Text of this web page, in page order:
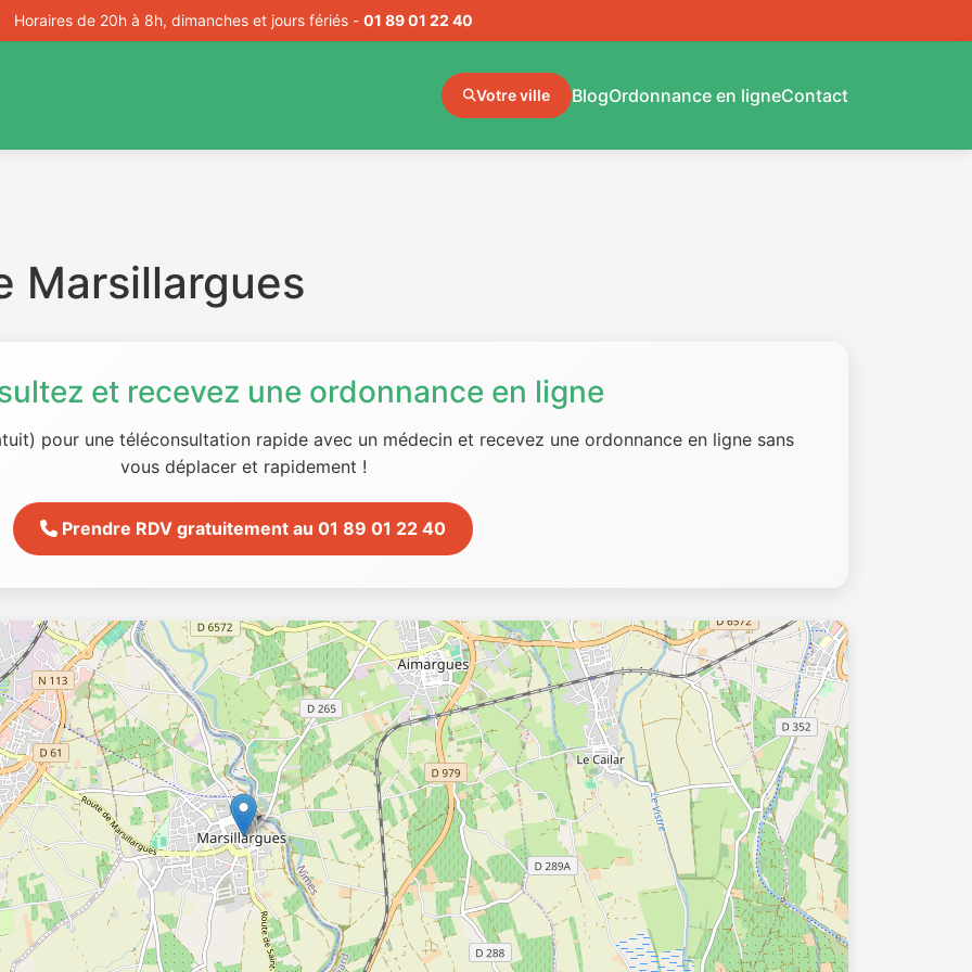
Horaires de 20h à 8h, dimanches et jours fériés - 01 89 01 22 40
Votre ville BlogOrdonnance en ligneContact
Marsillargues
et recevez une ordonnance en ligne
pour une téléconsultation rapide avec un médecin et recevez une ordonnance en ligne sans
vous déplacer et rapidement !
Prendre RDV gratuitement au 01 89 01 22 40